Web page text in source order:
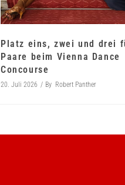
Platz eins, zwei und drei
Paare beim Vienna Dance
Concourse
20. Juli 2026 By Robert Panther